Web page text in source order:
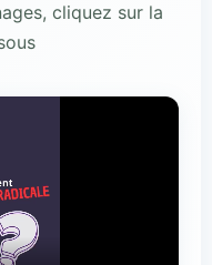
cliquez sur la